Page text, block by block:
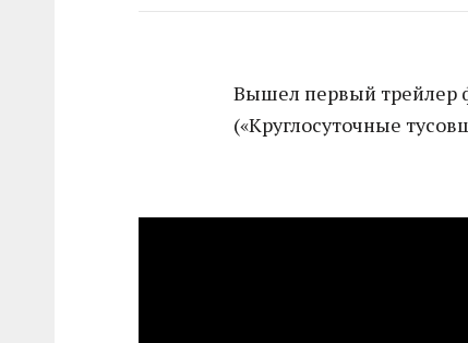
Вышел первый трейлер
(«Круглосуточные